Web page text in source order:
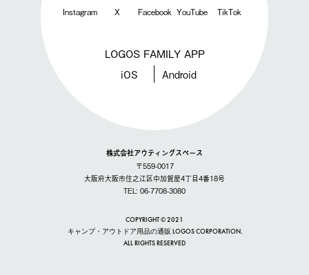
Instagram X Facebook YouTube TikTok
LOGOS FAMILY APP
iOS Android
株式会社アウティングスペース
〒559-0017
大阪府大阪市住之江区中加賀屋4丁目4番18号
TEL: 06-7708-3080
COPYRIGHT © 2021
キャンプ・アウトドア用品の通販 LOGOS CORPORATION.
ALL RIGHTS RESERVED